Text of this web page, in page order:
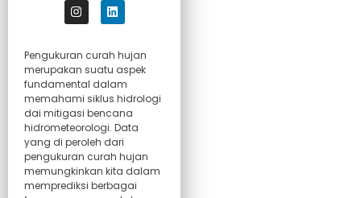
Pengukuran curah hujan
merupakan suatu aspek
fundamental dalam
memahami siklus hidrologi
dai mitigasi bencana
hidrometeorologi. Data
yang di peroleh dari
pengukuran curah hujan
memungkinkan kita dalam
memprediksi berbagai